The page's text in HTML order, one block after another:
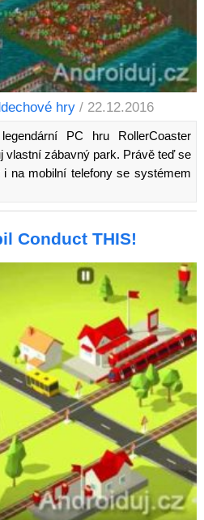
hry / 22.12.2016
PC hru RollerCoaster
vlastní zábavný park. Právě teď se
na mobilní telefony se systémem
Conduct THIS!